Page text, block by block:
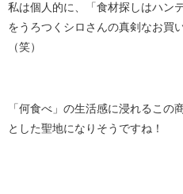
私は個人的に、「食材探しはハン
をうろつくシロさんの真剣なお買
（笑）
「何食べ」の生活感に浸れるこの
とした聖地になりそうですね！